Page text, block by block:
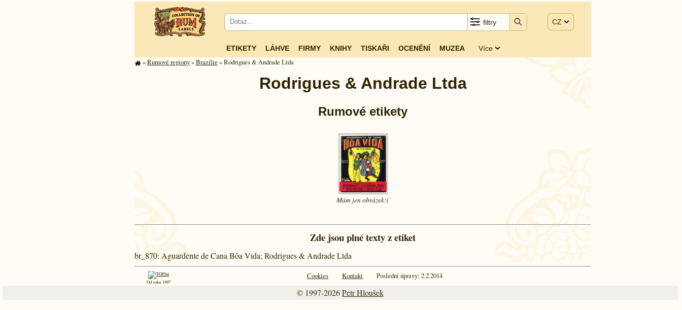
filtry CZ
ETIKETY LÁHVE FIRMY KNIHY TISKAŘI OCENĚNÍ MUZEA Více
»Rumové regiony»Brazílie » Rodrigues & Andrade Ltda
Rodrigues & Andrade Ltda
Rumové etikety
Mám jenobrázek:(
Zde jsou plné texty z etiket
br_870: Aguardente de Cana Bôa Vida; Rodrigues & Andrade Ltda
Od roku 1997
Cookies Kontakt Poslední úpravy: 2.2.2014
© 1997-2026Petr Hloušek